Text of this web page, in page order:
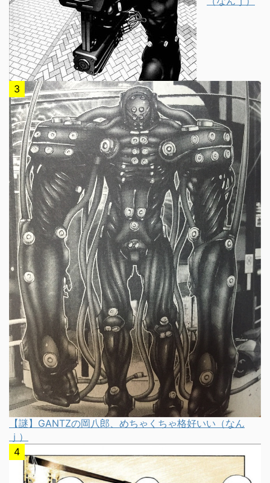
【謎】GANTZの岡八郎、めちゃくちゃ格好いい（なん
ｊ）